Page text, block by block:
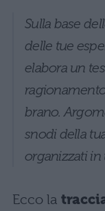
Sulla base
delle tue
elabora un
brano.
snodi della
organizzati in
Ecco la